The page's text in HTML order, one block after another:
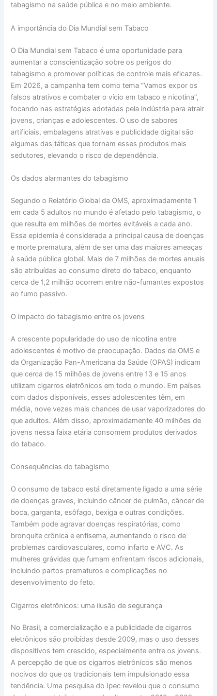
tabagismo na saúde pública e no meio ambiente.
A importância do Dia Mundial sem Tabaco
O Dia Mundial sem Tabaco é uma oportunidade para
aumentar a conscientização sobre os perigos do
tabagismo e promover políticas de controle mais eficazes.
Em 2026, a campanha tem como tema “Vamos expor os
falsos atrativos e combater o vício em tabaco e nicotina”,
focando nas estratégias adotadas pela indústria para atrair
jovens, crianças e adolescentes. O uso de sabores
artificiais, embalagens atrativas e publicidade digital são
algumas das táticas que tornam esses produtos mais
sedutores, elevando o risco de dependência.
Os dados alarmantes do tabagismo
Segundo o Relatório Global da OMS, aproximadamente 1
em cada 5 adultos no mundo é afetado pelo tabagismo, o
que resulta em milhões de mortes evitáveis a cada ano.
Essa epidemia é considerada a principal causa de doenças
e morte prematura, além de ser uma das maiores ameaças
à saúde pública global. Mais de 7 milhões de mortes anuais
são atribuídas ao consumo direto do tabaco, enquanto
cerca de 1,2 milhão ocorrem entre não-fumantes expostos
ao fumo passivo.
O impacto do tabagismo entre os jovens
A crescente popularidade do uso de nicotina entre
adolescentes é motivo de preocupação. Dados da OMS e
da Organização Pan-Americana da Saúde (OPAS) indicam
que cerca de 15 milhões de jovens entre 13 e 15 anos
utilizam cigarros eletrônicos em todo o mundo. Em países
com dados disponíveis, esses adolescentes têm, em
média, nove vezes mais chances de usar vaporizadores do
que adultos. Além disso, aproximadamente 40 milhões de
jovens nessa faixa etária consomem produtos derivados
do tabaco.
Consequências do tabagismo
O consumo de tabaco está diretamente ligado a uma série
de doenças graves, incluindo câncer de pulmão, câncer de
boca, garganta, esôfago, bexiga e outras condições.
Também pode agravar doenças respiratórias, como
bronquite crônica e enfisema, aumentando o risco de
problemas cardiovasculares, como infarto e AVC. As
mulheres grávidas que fumam enfrentam riscos adicionais,
incluindo partos prematuros e complicações no
desenvolvimento do feto.
Cigarros eletrônicos: uma ilusão de segurança
No Brasil, a comercialização e a publicidade de cigarros
eletrônicos são proibidas desde 2009, mas o uso desses
dispositivos tem crescido, especialmente entre os jovens.
A percepção de que os cigarros eletrônicos são menos
nocivos do que os tradicionais tem impulsionado essa
tendência. Uma pesquisa do Ipec revelou que o consumo